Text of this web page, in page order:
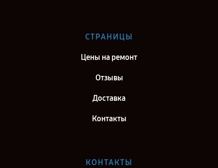
Ремонт тепловизионного бинокуляра Fortuna General 50S3 в г.
Ремонт тепловизионного бинокуляра Fortuna General 50S3 в г.
Санкт-Петербург
СТРАНИЦЫ
Цены на ремонт
Отзывы
Доставка
Контакты
КОНТАКТЫ